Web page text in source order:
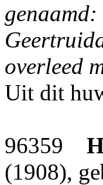
overleed
Uit dit
96359
(1908),